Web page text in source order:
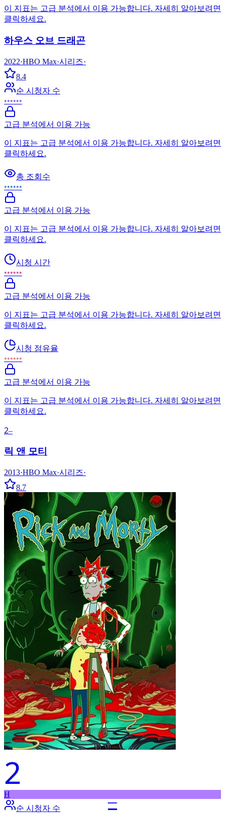
이 지표는 고급 분석에서 이용 가능합니다. 자세히 알아보려면
클릭하세요.
하우스 오브 드래곤
2022·HBO Max·시리즈·
8.4
순 시청자 수
••••••
고급 분석에서 이용 가능
이 지표는 고급 분석에서 이용 가능합니다. 자세히 알아보려면
클릭하세요.
총 조회수
••••••
고급 분석에서 이용 가능
이 지표는 고급 분석에서 이용 가능합니다. 자세히 알아보려면
클릭하세요.
시청 시간
••••••
고급 분석에서 이용 가능
이 지표는 고급 분석에서 이용 가능합니다. 자세히 알아보려면
클릭하세요.
시청 점유율
••••••
고급 분석에서 이용 가능
이 지표는 고급 분석에서 이용 가능합니다. 자세히 알아보려면
클릭하세요.
2–
릭 앤 모티
2013·HBO Max·시리즈·
8.7
2
–
H
순 시청자 수